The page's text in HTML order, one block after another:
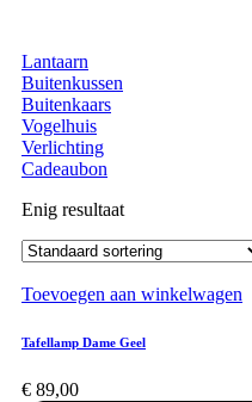
Lantaarn
Buitenkussen
Buitenkaars
Vogelhuis
Verlichting
Cadeaubon
Enig resultaat
Toevoegen aan winkelwagen
Tafellamp Dame Geel
€ 89,00